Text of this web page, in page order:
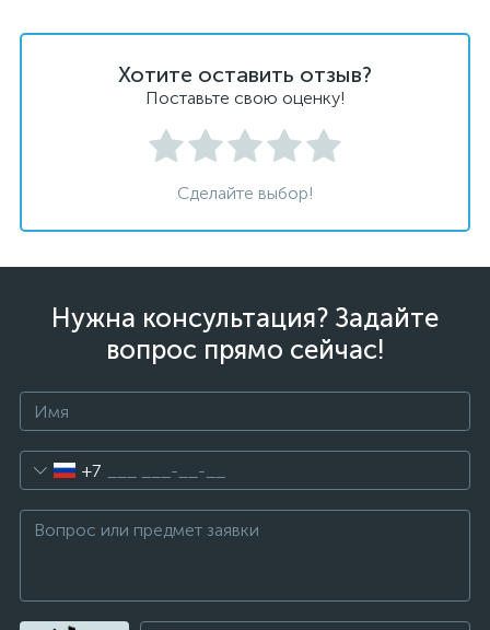
Хотите оставить отзыв?
Поставьте свою оценку!
Сделайте выбор!
Нужна консультация? Задайте
вопрос прямо сейчас!
+7